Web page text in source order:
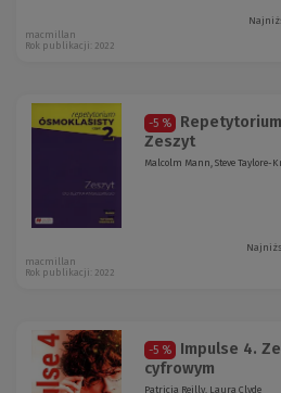
macmillan
Rok publikacji: 2022
-5 %
Zeszyt
Malcolm Mann, Steve Taylore-
macmillan
Rok publikacji: 2022
-5 %
Impulse 4.
cyfrowym
Patricia Reilly, Laura Clyde